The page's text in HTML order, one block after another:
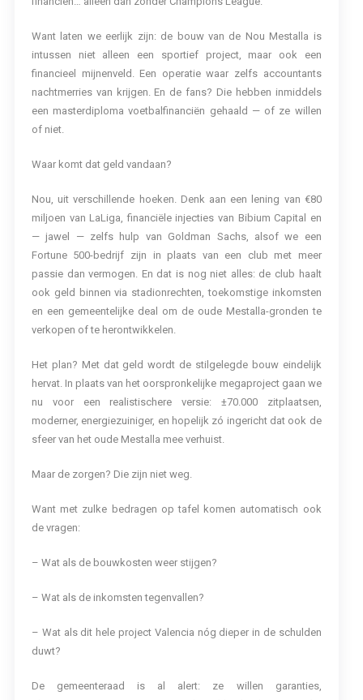
Want laten we eerlijk zijn: de bouw van de Nou Mestalla is
intussen niet alleen een sportief project, maar ook een
financieel mijnenveld. Een operatie waar zelfs accountants
nachtmerries van krijgen. En de fans? Die hebben inmiddels
een masterdiploma voetbalfinanciën gehaald — of ze willen
of niet.
Waar komt dat geld vandaan?
Nou, uit verschillende hoeken. Denk aan een lening van €80
miljoen van LaLiga, financiële injecties van Bibium Capital en
— jawel — zelfs hulp van Goldman Sachs, alsof we een
Fortune 500-bedrijf zijn in plaats van een club met meer
passie dan vermogen. En dat is nog niet alles: de club haalt
ook geld binnen via stadionrechten, toekomstige inkomsten
en een gemeentelijke deal om de oude Mestalla-gronden te
verkopen of te herontwikkelen.
Het plan? Met dat geld wordt de stilgelegde bouw eindelijk
hervat. In plaats van het oorspronkelijke megaproject gaan we
nu voor een realistischere versie: ±70.000 zitplaatsen,
moderner, energiezuiniger, en hopelijk zó ingericht dat ook de
sfeer van het oude Mestalla mee verhuist.
Maar de zorgen? Die zijn niet weg.
Want met zulke bedragen op tafel komen automatisch ook
de vragen:
– Wat als de bouwkosten weer stijgen?
– Wat als de inkomsten tegenvallen?
– Wat als dit hele project Valencia nóg dieper in de schulden
duwt?
De gemeenteraad is al alert: ze willen garanties,